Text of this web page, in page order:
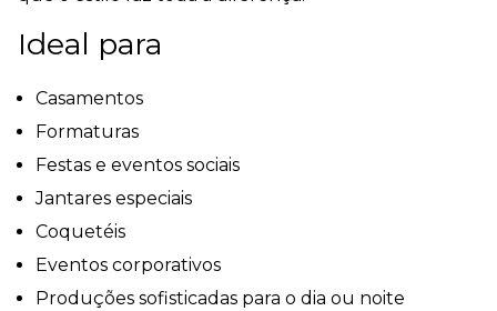
Ideal para
Casamentos
Formaturas
Festas e eventos sociais
Jantares especiais
Coquetéis
Eventos corporativos
Produções sofisticadas para o dia ou noite